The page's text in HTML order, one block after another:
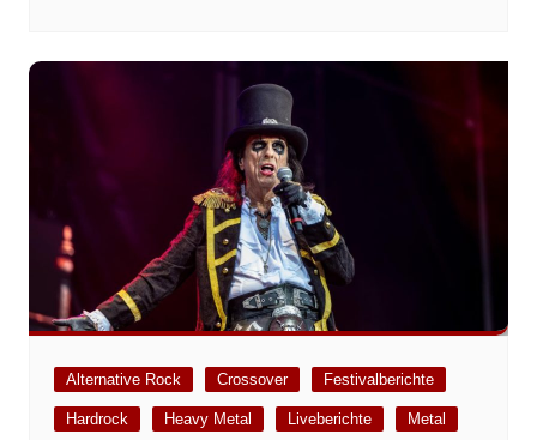
Alternative Rock Crossover Festivalberichte
Hardrock Heavy Metal Liveberichte Metal